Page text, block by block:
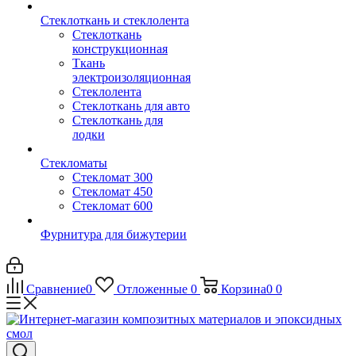
Стеклоткань и стеклолента
Стеклоткань
конструкционная
Ткань
электроизоляционная
Стеклолента
Стеклоткань для авто
Стеклоткань для
лодки
Стекломаты
Стекломат 300
Стекломат 450
Стекломат 600
Фурнитура для бижутерии
Сравнение0 Отложенные 0 Корзина0 0